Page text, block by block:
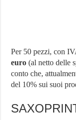
Per 50 pezzi, con
euro (al netto delle
conto che,
del 10% sui suoi